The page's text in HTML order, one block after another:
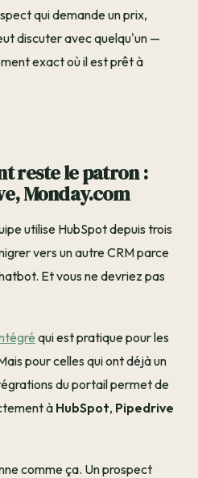
qui demande un prix,
discuter avec quelqu'un —
exact où il est prêt à
reste le patron :
Monday.com
utilise HubSpot depuis trois
vers un autre CRM parce
Et vous ne devriez pas
qui est pratique pour les
pour celles qui ont déjà un
du portail permet de
àHubSpot, Pipedrive
comme ça. Un prospect